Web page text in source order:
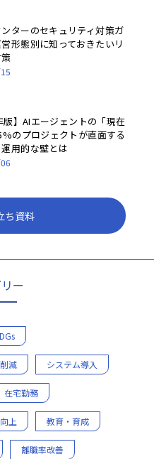
ターのセキュリティ対策ガ
形態別に知っておきたいリ
版】AIエージェントの「現在
のプロジェクトが直面する
用的な壁とは
ち資料
ー
減 システム導入
在宅勤務
上 教育・育成
離職率改善